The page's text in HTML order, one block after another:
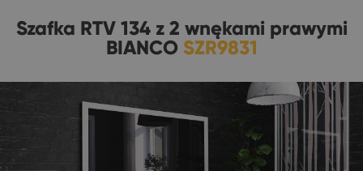
Szafka RTV 134 z 2 wnękami prawymi
BIANCO SZR9831